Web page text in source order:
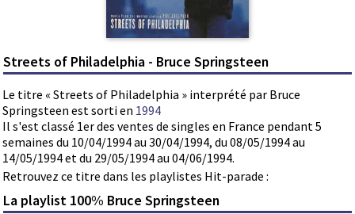
Streets of Philadelphia - Bruce Springsteen
Le titre « Streets of Philadelphia » interprété par Bruce
Springsteen est sorti en 1994
Il s'est classé 1er des ventes de singles en France pendant 5
semaines du 10/04/1994 au 30/04/1994, du 08/05/1994 au
14/05/1994 et du 29/05/1994 au 04/06/1994.
Retrouvez ce titre dans les playlistes Hit-parade :
La playlist 100% Bruce Springsteen